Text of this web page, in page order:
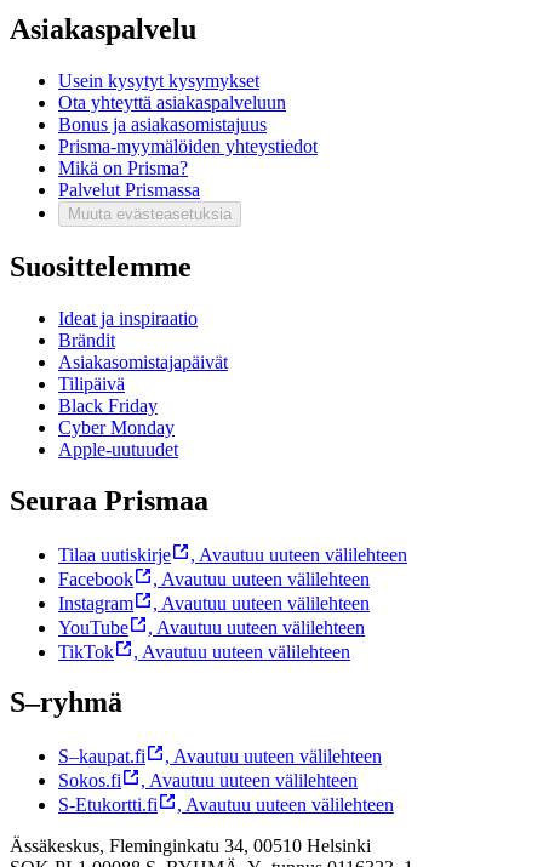
Asiakaspalvelu
Usein kysytyt kysymykset
Ota yhteyttä asiakaspalveluun
Bonus ja asiakasomistajuus
Prisma-myymälöiden yhteystiedot
Mikä on Prisma?
Palvelut Prismassa
Muuta evästeasetuksia
Suosittelemme
Ideat ja inspiraatio
Brändit
Asiakasomistajapäivät
Tilipäivä
Black Friday
Cyber Monday
Apple-uutuudet
Seuraa Prismaa
Tilaa uutiskirje , Avautuu uuteen välilehteen
Facebook
, Avautuu uuteen välilehteen
Instagram
, Avautuu uuteen välilehteen
YouTube
, Avautuu uuteen välilehteen
TikTok
, Avautuu uuteen välilehteen
S–ryhmä
S–kaupat.fi , Avautuu uuteen välilehteen
Sokos.fi
, Avautuu uuteen välilehteen
S-Etukortti.fi
, Avautuu uuteen välilehteen
Ässäkeskus, Fleminginkatu 34, 00510 Helsinki